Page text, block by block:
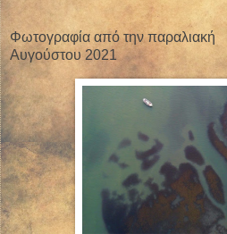
Φωτογραφία από την παραλιακή
Αυγούστου 2021